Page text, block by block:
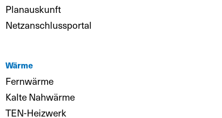
Planauskunft
Netzanschlussportal
Wärme
Fernwärme
Kalte Nahwärme
TEN-Heizwerk